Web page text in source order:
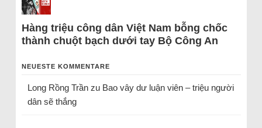
Hàng triệu công dân Việt Nam bỗng chốc
thành chuột bạch dưới tay Bộ Công An
NEUESTE KOMMENTARE
Long Rồng Trầnzu Bao vây dư luận viên – triệu người
dân sẽ thắng